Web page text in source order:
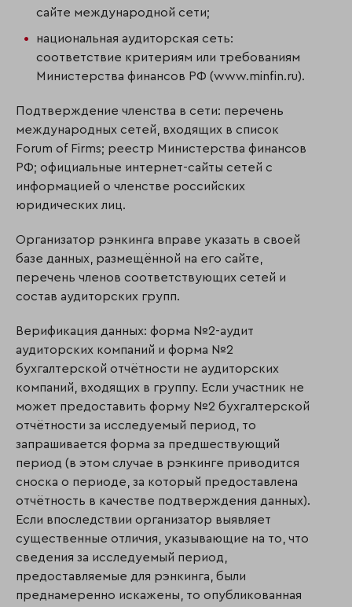
сайте международной сети;
национальная аудиторская сеть:
соответствие критериям или требованиям
Министерства финансов РФ (www.minfin.ru).
Подтверждение членства в сети: перечень
международных сетей, входящих в список
Forum of Firms; реестр Министерства финансов
РФ; официальные интернет-сайты сетей с
информацией о членстве российских
юридических лиц.
Организатор рэнкинга вправе указать в своей
базе данных, размещённой на его сайте,
перечень членов соответствующих сетей и
состав аудиторских групп.
Верификация данных: форма №2-аудит
аудиторских компаний и форма №2
бухгалтерской отчётности не аудиторских
компаний, входящих в группу. Если участник не
может предоставить форму №2 бухгалтерской
отчётности за исследуемый период, то
запрашивается форма за предшествующий
период (в этом случае в рэнкинге приводится
сноска о периоде, за который предоставлена
отчётность в качестве подтверждения данных).
Если впоследствии организатор выявляет
существенные отличия, указывающие на то, что
сведения за исследуемый период,
предоставляемые для рэнкинга, были
преднамеренно искажены, то опубликованная